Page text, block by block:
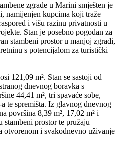
zgrade u Marini smješten je
namijenjen kupcima koji traže
i višu razinu privatnosti u
Stan je posebno pogodan za
stambeni prostor u manjoj zgradi,
s potencijalom za turistički
121,09 m². Stan se sastoji od
dnevnog boravka s
44,41 m², tri spavaće sobe,
te spremišta. Iz glavnog dnevnog
površina 8,39 m², 17,02 m² i
stambeni prostor te pružaju
otvorenom i svakodnevno uživanje